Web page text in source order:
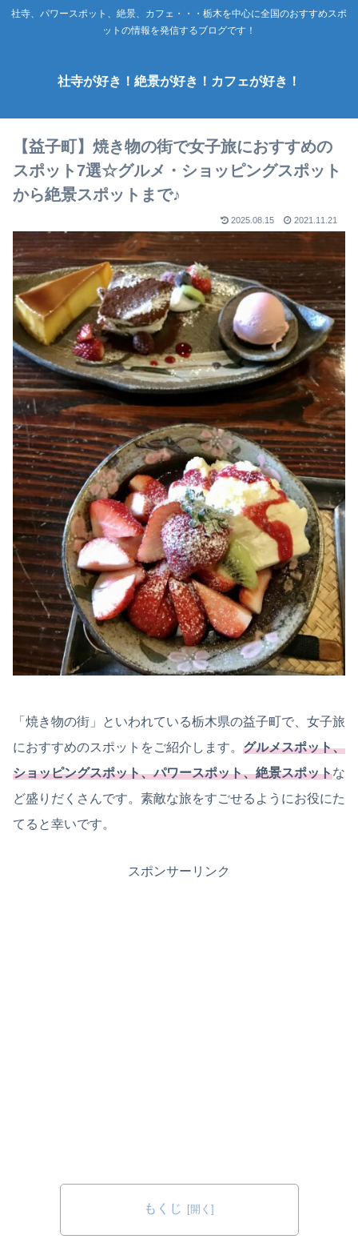
社寺、パワースポット、絶景、カフェ・・・栃木を中心に全国のおすすめスポ
ットの情報を発信するブログです！
社寺が好き！絶景が好き！カフェが好き！
【益子町】焼き物の街で女子旅におすすめの
スポット7選☆グルメ・ショッピングスポット
から絶景スポットまで♪
2025.08.15 2021.11.21
「焼き物の街」といわれている栃木県の益子町で、女子旅
におすすめのスポットをご紹介します。 グルメスポット、
ショッピングスポット、パワースポット、絶景スポットな
ど盛りだくさんです。素敵な旅をすごせるようにお役にた
てると幸いです。
スポンサーリンク
もくじ